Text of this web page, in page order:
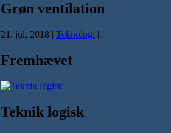
Grøn ventilation
21. jul, 2018 | Teknologi |
Fremhævet
Teknik logisk